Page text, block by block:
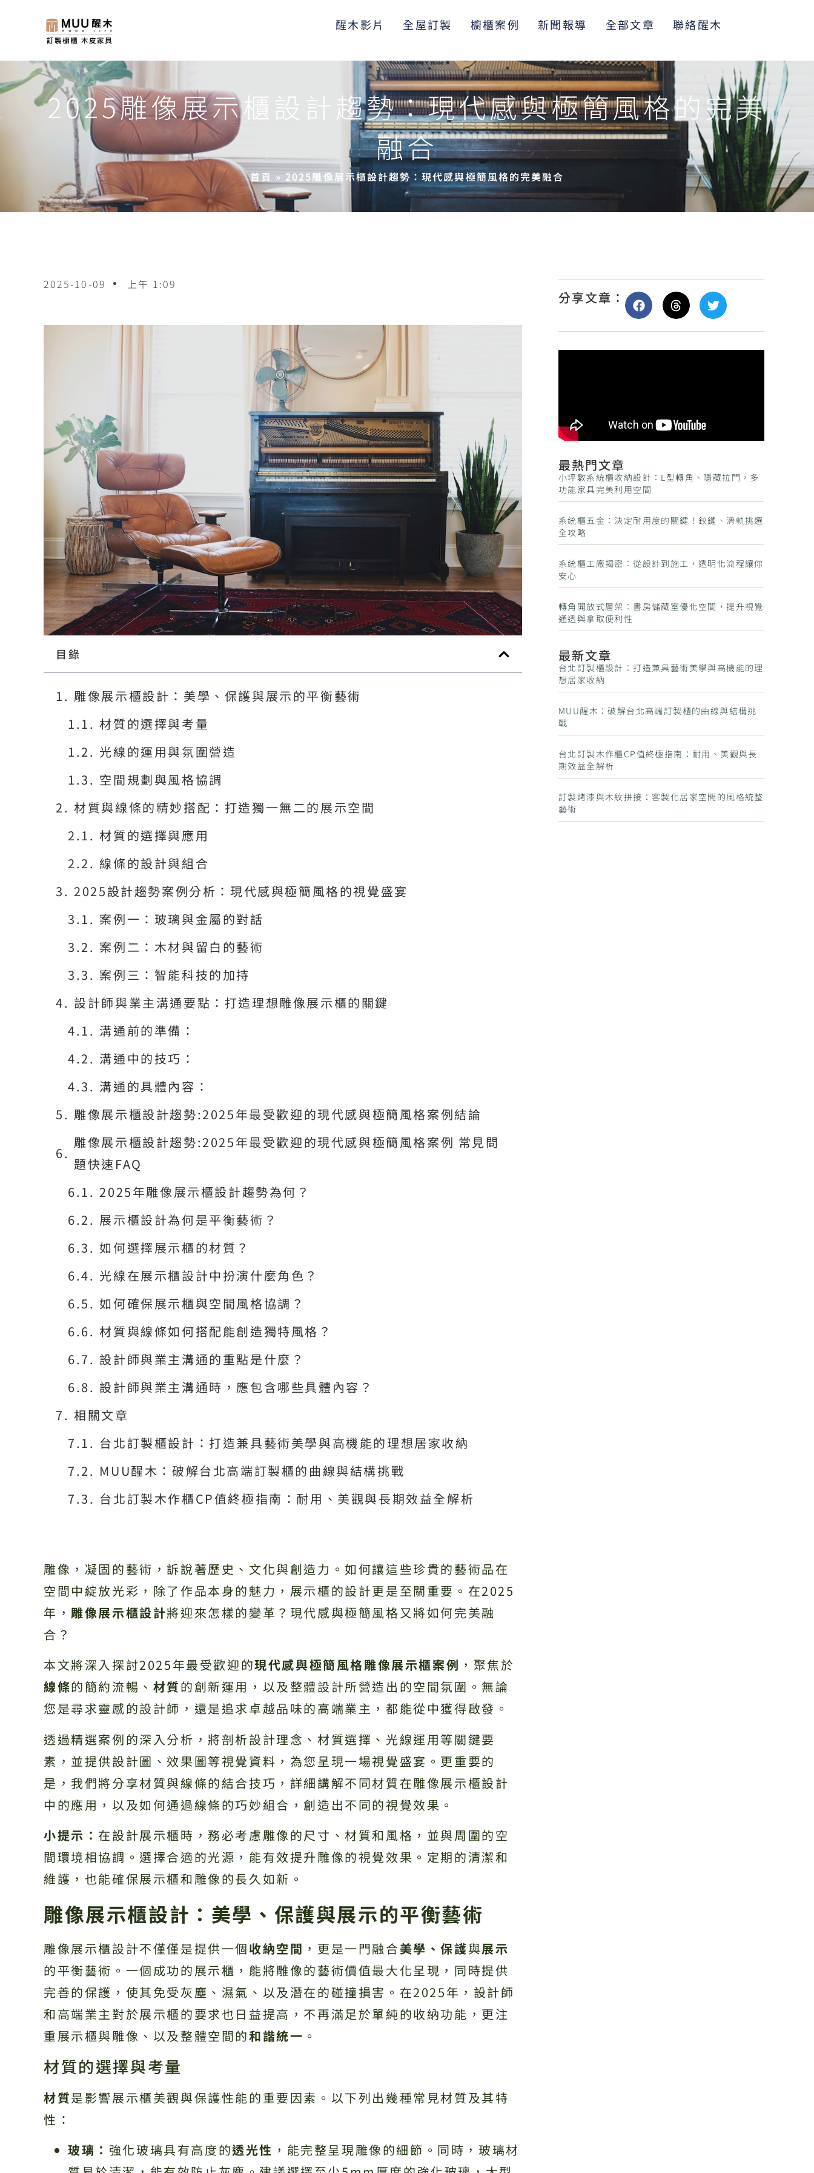
醒木影片 全屋訂製 櫥櫃案例 新聞報導 全部文章 聯絡醒木
2025雕像展示櫃設計趨勢：現代感與極簡風格的完美
融合
首頁 »2025雕像展示櫃設計趨勢：現代感與極簡風格的完美融合
2025-10-09 上午 1:09
目錄
雕像展示櫃設計：美學、保護與展示的平衡藝術
材質的選擇與考量
光線的運用與氛圍營造
空間規劃與風格協調
材質與線條的精妙搭配：打造獨一無二的展示空間
材質的選擇與應用
線條的設計與組合
2025設計趨勢案例分析：現代感與極簡風格的視覺盛宴
案例一：玻璃與金屬的對話
案例二：木材與留白的藝術
案例三：智能科技的加持
設計師與業主溝通要點：打造理想雕像展示櫃的關鍵
溝通前的準備：
溝通中的技巧：
溝通的具體內容：
雕像展示櫃設計趨勢:2025年最受歡迎的現代感與極簡風格案例結論
雕像展示櫃設計趨勢:2025年最受歡迎的現代感與極簡風格案例 常見問
題快速FAQ
2025年雕像展示櫃設計趨勢為何？
展示櫃設計為何是平衡藝術？
如何選擇展示櫃的材質？
光線在展示櫃設計中扮演什麼角色？
如何確保展示櫃與空間風格協調？
材質與線條如何搭配能創造獨特風格？
設計師與業主溝通的重點是什麼？
設計師與業主溝通時，應包含哪些具體內容？
相關文章
台北訂製櫃設計：打造兼具藝術美學與高機能的理想居家收納
MUU醒木：破解台北高端訂製櫃的曲線與結構挑戰
台北訂製木作櫃CP值終極指南：耐用、美觀與長期效益全解析
雕像，凝固的藝術，訴說著歷史、文化與創造力。如何讓這些珍貴的藝術品在
空間中綻放光彩，除了作品本身的魅力，展示櫃的設計更是至關重要。在2025
年，雕像展示櫃設計將迎來怎樣的變革？現代感與極簡風格又將如何完美融
合？
本文將深入探討2025年最受歡迎的現代感與極簡風格雕像展示櫃案例 ，聚焦於
線條的簡約流暢、 材質的創新運用，以及整體設計所營造出的空間氛圍。無論
您是尋求靈感的設計師，還是追求卓越品味的高端業主，都能從中獲得啟發。
透過精選案例的深入分析，將剖析設計理念、材質選擇、光線運用等關鍵要
素，並提供設計圖、效果圖等視覺資料，為您呈現一場視覺盛宴。更重要的
是，我們將分享材質與線條的結合技巧，詳細講解不同材質在雕像展示櫃設計
中的應用，以及如何通過線條的巧妙組合，創造出不同的視覺效果。
小提示： 在設計展示櫃時，務必考慮雕像的尺寸、材質和風格，並與周圍的空
間環境相協調。選擇合適的光源，能有效提升雕像的視覺效果。定期的清潔和
維護，也能確保展示櫃和雕像的長久如新。
雕像展示櫃設計：美學、保護與展示的平衡藝術
雕像展示櫃設計不僅僅是提供一個收納空間 ，更是一門融合美學、保護與展示
的平衡藝術。一個成功的展示櫃，能將雕像的藝術價值最大化呈現，同時提供
完善的保護，使其免受灰塵、濕氣、以及潛在的碰撞損害。在2025年，設計師
和高端業主對於展示櫃的要求也日益提高，不再滿足於單純的收納功能，更注
重展示櫃與雕像、以及整體空間的和諧統一 。
材質的選擇與考量
材質是影響展示櫃美觀與保護性能的重要因素。以下列出幾種常見材質及其特
性：
玻璃： 強化玻璃具有高度的透光性 ，能完整呈現雕像的細節。同時，玻璃材
分享文章：
最熱門文章
小坪數系統櫃收納設計：L型轉角、隱藏拉門，多
功能家具完美利用空間
系統櫃五金：決定耐用度的關鍵！鉸鏈、滑軌挑選
全攻略
系統櫃工廠揭密：從設計到施工，透明化流程讓你
安心
轉角開放式層架：書房儲藏室優化空間，提升視覺
通透與拿取便利性
最新文章
台北訂製櫃設計：打造兼具藝術美學與高機能的理
想居家收納
MUU醒木：破解台北高端訂製櫃的曲線與結構挑
戰
台北訂製木作櫃CP值終極指南：耐用、美觀與長
期效益全解析
訂製烤漆與木紋拼接：客製化居家空間的風格統整
藝術